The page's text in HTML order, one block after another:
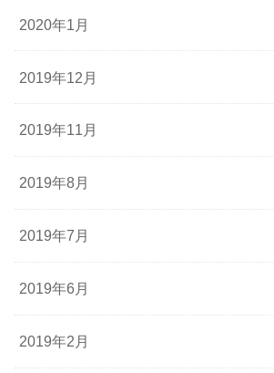
2020年1月
2019年12月
2019年11月
2019年8月
2019年7月
2019年6月
2019年2月